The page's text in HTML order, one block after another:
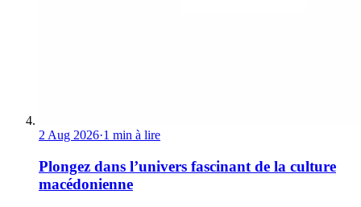
2 Aug 2026·1 min à lire
Plongez dans l’univers fascinant de la culture
macédonienne